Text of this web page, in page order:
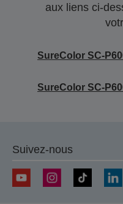
aux liens ci-
SureColor SC-
SureColor SC-
Suivez-nous